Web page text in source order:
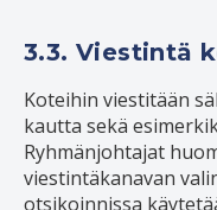
3.3. Viestintä
Koteihin viestitään
kautta sekä
Ryhmänjohtajat
viestintäkanavan
otsikoinnissa